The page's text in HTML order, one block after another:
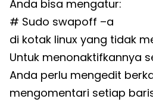
Anda bisa mengatur:
# Sudo swapoff –a
di kotak linux yang tidak
Untuk menonaktifkannya
Anda perlu mengedit
mengomentari setiap